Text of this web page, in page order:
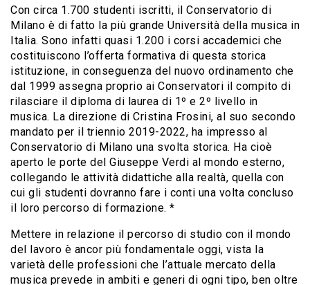
Con circa 1.700 studenti iscritti, il Conservatorio di
Milano è di fatto la più grande Università della musica in
Italia. Sono infatti quasi 1.200 i corsi accademici che
costituiscono l’offerta formativa di questa storica
istituzione, in conseguenza del nuovo ordinamento che
dal 1999 assegna proprio ai Conservatori il compito di
rilasciare il diploma di laurea di 1º e 2º livello in
musica. La direzione di Cristina Frosini, al suo secondo
mandato per il triennio 2019-2022, ha impresso al
Conservatorio di Milano una svolta storica. Ha cioè
aperto le porte del Giuseppe Verdi al mondo esterno,
collegando le attività didattiche alla realtà, quella con
cui gli studenti dovranno fare i conti una volta concluso
il loro percorso di formazione. *
Mettere in relazione il percorso di studio con il mondo
del lavoro è ancor più fondamentale oggi, vista la
varietà delle professioni che l’attuale mercato della
musica prevede in ambiti e generi di ogni tipo, ben oltre